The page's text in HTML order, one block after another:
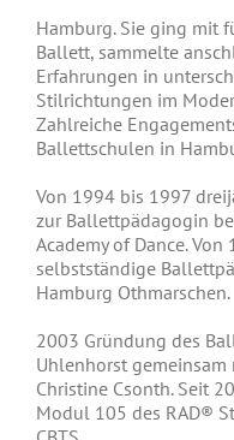
Hamburg. Sie ging mit
Ballett, sammelte
Erfahrungen in
Stilrichtungen im
Zahlreiche
Ballettschulen in
Von 1994 bis 1997
zur Ballettpädagogin
Academy of Dance.
selbstständige
Hamburg Othmarschen.
2003 Gründung des
Uhlenhorst gemeinsam
Christine Csonth. Seit
Modul 105 des RAD®